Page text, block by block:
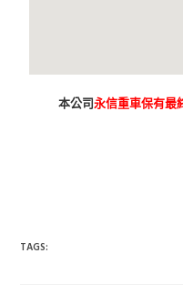
本公司永信重車保有最
TAGS: